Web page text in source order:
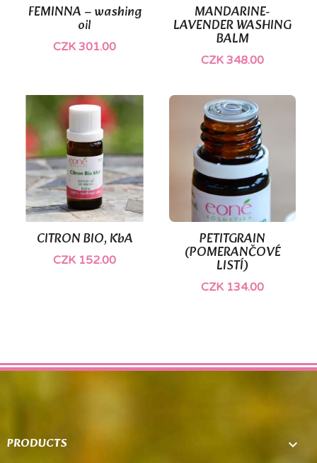
FEMINNA – washing
oil
CZK 301.00
MANDARINE-
LAVENDER WASHING
BALM
CZK 348.00
CITRON BIO, KbA
CZK 152.00
PETITGRAIN
(POMERANČOVÉ
LISTÍ)
CZK 134.00
PRODUCTS 